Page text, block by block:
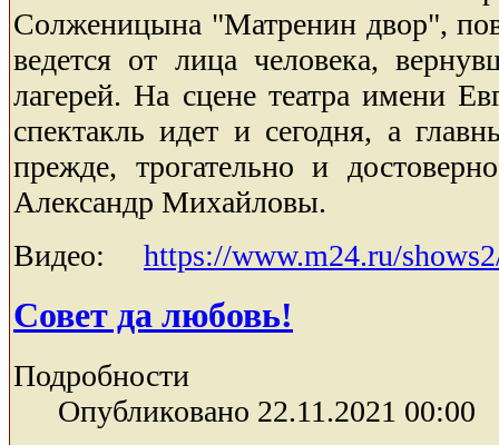
Солженицына "Матренин двор",
ведется от лица человека,
лагерей. На сцене театра имени
спектакль идет и сегодня, а
прежде, трогательно и
Александр Михайловы.
Видео: https://www.m24.ru/
Совет да любовь!
Подробности
Опубликовано 22.11.2021 00:00